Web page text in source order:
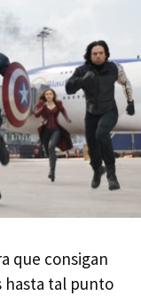
que consigan
hasta tal punto